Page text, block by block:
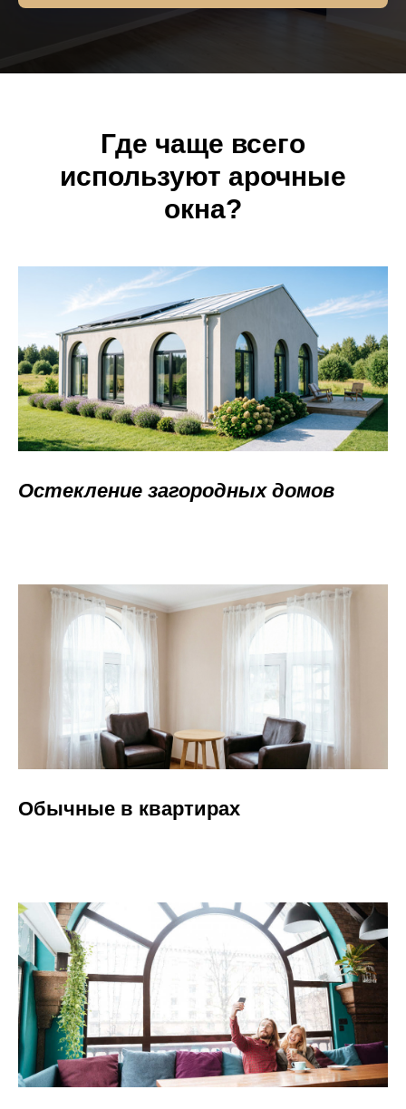
Где чаще всего
используют арочные
окна?
Остекление загородных домов
Обычные в квартирах